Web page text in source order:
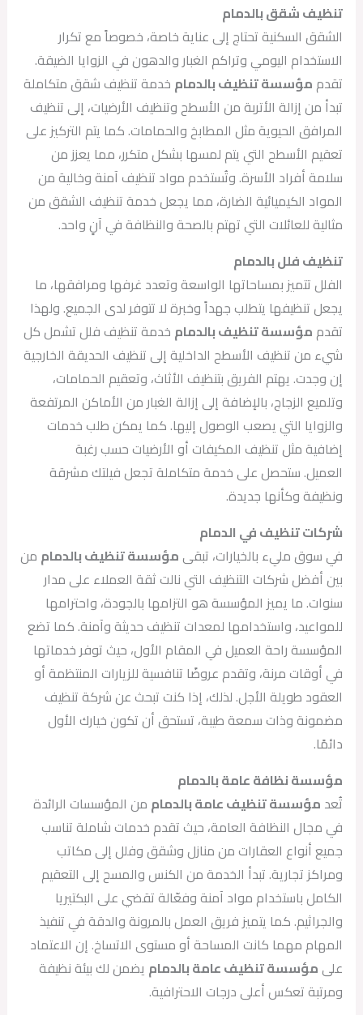
تنظيف شقق بالدمام
الشقق السكنية تحتاج إلى عناية خاصة، خصوصاً مع تكرار
الاستخدام اليومي وتراكم الغبار والدهون في الزوايا الضيقة.
تقدممؤسسة تنظيف بالدمام خدمة تنظيف شقق متكاملة
تبدأ من إزالة الأتربة من الأسطح وتنظيف الأرضيات، إلى تنظيف
المرافق الحيوية مثل المطابخ والحمامات. كما يتم التركيز على
تعقيم الأسطح التي يتم لمسها بشكل متكرر، مما يعزز من
سلامة أفراد الأسرة. وتُستخدم مواد تنظيف آمنة وخالية من
المواد الكيميائية الضارة، مما يجعل خدمة تنظيف الشقق من
مثالية للعائلات التي تهتم بالصحة والنظافة في آنٍ واحد.
تنظيف فلل بالدمام
الفلل تتميز بمساحاتها الواسعة وتعدد غرفها ومرافقها، ما
يجعل تنظيفها يتطلب جهداً وخبرة لا تتوفر لدى الجميع. ولهذا
تقدممؤسسة تنظيف بالدمام خدمة تنظيف فلل تشمل كل
شيء من تنظيف الأسطح الداخلية إلى تنظيف الحديقة الخارجية
إن وجدت. يهتم الفريق بتنظيف الأثاث، وتعقيم الحمامات،
وتلميع الزجاج، بالإضافة إلى إزالة الغبار من الأماكن المرتفعة
والزوايا التي يصعب الوصول إليها. كما يمكن طلب خدمات
إضافية مثل تنظيف المكيفات أو الأرضيات حسب رغبة
العميل. ستحصل على خدمة متكاملة تجعل فيلتك مشرقة
ونظيفة وكأنها جديدة.
شركات تنظيف في الدمام
في سوق مليء بالخيارات، تبقىمؤسسة تنظيف بالدمام من
بين أفضل شركات التنظيف التي نالت ثقة العملاء على مدار
سنوات. ما يميز المؤسسة هو التزامها بالجودة، واحترامها
للمواعيد، واستخدامها لمعدات تنظيف حديثة وآمنة. كما تضع
المؤسسة راحة العميل في المقام الأول، حيث توفر خدماتها
في أوقات مرنة، وتقدم عروضًا تنافسية للزيارات المنتظمة أو
العقود طويلة الأجل. لذلك، إذا كنت تبحث عن شركة تنظيف
مضمونة وذات سمعة طيبة، تستحق أن تكون خيارك الأول
دائمًا.
مؤسسة نظافة عامة بالدمام
تُعد مؤسسة تنظيف عامة بالدمام من المؤسسات الرائدة
في مجال النظافة العامة، حيث تقدم خدمات شاملة تناسب
جميع أنواع العقارات من منازل وشقق وفلل إلى مكاتب
ومراكز تجارية. تبدأ الخدمة من الكنس والمسح إلى التعقيم
الكامل باستخدام مواد آمنة وفعّالة تقضي على البكتيريا
والجراثيم. كما يتميز فريق العمل بالمرونة والدقة في تنفيذ
المهام مهما كانت المساحة أو مستوى الاتساخ. إن الاعتماد
علىمؤسسة تنظيف عامة بالدمام يضمن لك بيئة نظيفة
ومرتبة تعكس أعلى درجات الاحترافية.